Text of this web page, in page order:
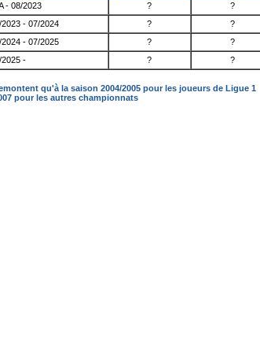
- 08/2023 ? ?
2023 - 07/2024 ? ?
2024 - 07/2025 ? ?
2025 - ? ?
qu'à la saison 2004/2005 pour les joueurs de Ligue 1
pour les autres championnats